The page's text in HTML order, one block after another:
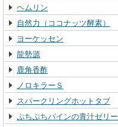
ヘムリン
自然力（ココナッツ酵素）
ヨーケッセン
龍勢源
鹿角香酢
ノロキラーＳ
スパークリングホットタブ
ぷちぷちパインの青汁ゼリー